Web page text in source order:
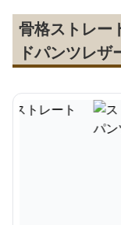
骨格ストレー
ドパンツレザ